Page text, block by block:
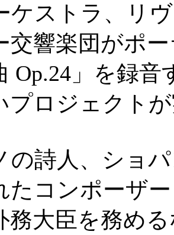
ケストラ、リ
交響楽団がポ
Op.24」を録
プロジェクト
詩人、ショ
たコンポーザ
務大臣を務め